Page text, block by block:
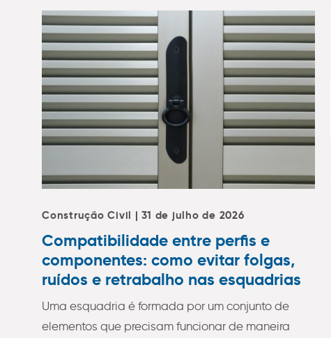
Construção Civil | 31 de julho de 2026
Compatibilidade entre perfis e
componentes: como evitar folgas,
ruídos e retrabalho nas esquadrias
Uma esquadria é formada por um conjunto de
elementos que precisam funcionar de maneira